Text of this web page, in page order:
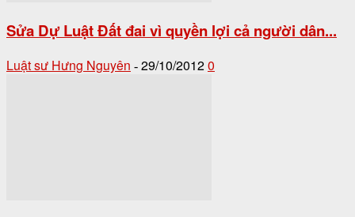
Sửa Dự Luật Đất đai vì quyền lợi cả người dân...
Luật sư Hưng Nguyên - 29/10/20120